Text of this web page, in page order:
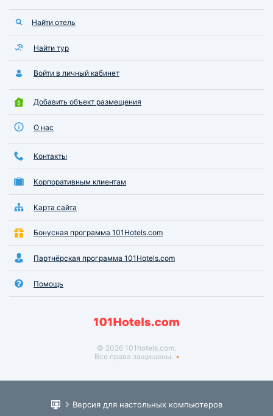
Найти отель
Найти тур
Войти в личный кабинет
Добавить объект размещения
О нас
Контакты
Корпоративным клиентам
Карта сайта
Бонусная программа 101Hotels.com
Партнёрская программа 101Hotels.com
Помощь
© 2026 101hotels.com.
Все права защищены.
Версия для настольных компьютеров